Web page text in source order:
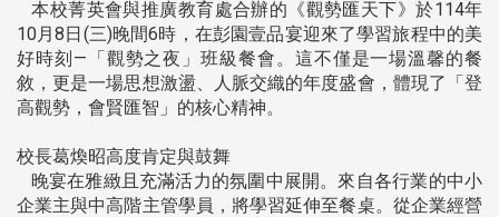
本校菁英會與推廣教育處合辦的《觀勢匯天下》於114年
10月8日(三)晚間6時，在彭園壹品宴迎來了學習旅程中的美
好時刻—「觀勢之夜」班級餐會。這不僅是一場溫馨的餐
敘，更是一場思想激盪、人脈交織的年度盛會，體現了「登
高觀勢，會賢匯智」的核心精神。
校長葛煥昭高度肯定與鼓舞
晚宴在雅緻且充滿活力的氛圍中展開。來自各行業的中小
企業主與中高階主管學員，將學習延伸至餐桌。從企業經營